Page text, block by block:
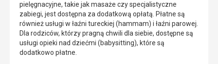
pielęgnacyjne, takie jak masaże czy specjalistyczne
zabiegi, jest dostępna za dodatkową opłatą. Płatne są
również usługi w łaźni tureckiej (hammam) i łaźni parowej.
Dla rodziców, którzy pragną chwili dla siebie, dostępne są
usługi opieki nad dziećmi (babysitting), które są
dodatkowo płatne.